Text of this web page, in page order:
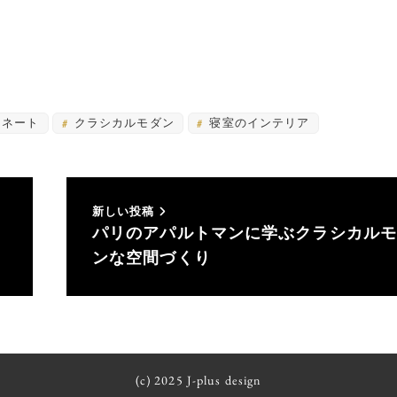
ート クラシカルモダン 寝室のインテリア
新しい投稿
パリのアパルトマンに学ぶクラシカル
ンな空間づくり
(c) 2025 J-plus design